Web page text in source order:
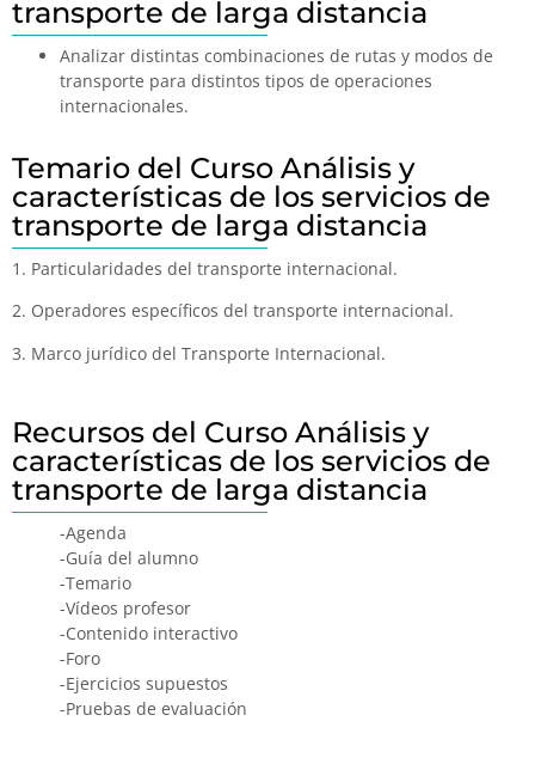
transporte de larga distancia
Analizar distintas combinaciones de rutas y modos de
transporte para distintos tipos de operaciones
internacionales.
Temario del Curso Análisis y
características de los servicios de
transporte de larga distancia
1. Particularidades del transporte internacional.
2. Operadores específicos del transporte internacional.
3. Marco jurídico del Transporte Internacional.
Recursos del Curso Análisis y
características de los servicios de
transporte de larga distancia
-Agenda
-Guía del alumno
-Temario
-Vídeos profesor
-Contenido interactivo
-Foro
-Ejercicios supuestos
-Pruebas de evaluación